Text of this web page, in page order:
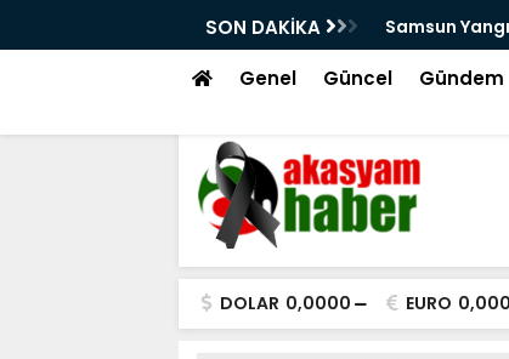
SON DAKİKA
Samsun Yangınının
Genel Güncel Gündem
DOLAR 0,0000 EURO